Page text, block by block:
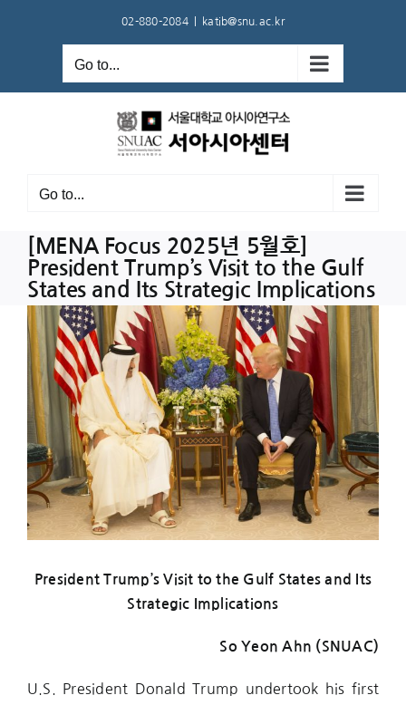
02-880-2084 katib@snu.ac.kr
Go to...
Go to...
[MENA Focus 2025년 5월호]
President Trump’s Visit to the Gulf
States and Its Strategic Implications
View
Larger
Image
President Trump’s Visit to the Gulf States and Its
Strategic Implications
So Yeon Ahn (SNUAC)
U.S. President Donald Trump undertook his first